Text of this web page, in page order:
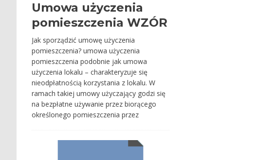
Umowa użyczenia
pomieszczenia WZÓR
Jak sporządzić umowę użyczenia
pomieszczenia? umowa użyczenia
pomieszczenia podobnie jak umowa
użyczenia lokalu – charakteryzuje się
nieodpłatnością korzystania z lokalu. W
ramach takiej umowy użyczający godzi się
na bezpłatne używanie przez biorącego
określonego pomieszczenia przez